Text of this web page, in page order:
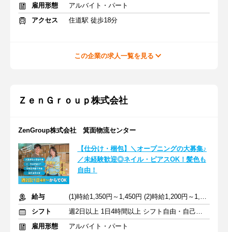
雇用形態
アルバイト・パート
アクセス
住道駅 徒歩18分
この企業の求人一覧を見る
ＺｅｎＧｒｏｕｐ株式会社
ZenGroup株式会社 箕面物流センター
【仕分け・梱包】＼オープニングの大募集♪
／未経験歓迎◎ネイル・ピアスOK！髪色も
自由！
給与
(1)時給1,350円～1,450円 (2)時給1,200円～1,300円
シフト
週2日以上 1日4時間以上 シフト自由・自己申告
雇用形態
アルバイト・パート